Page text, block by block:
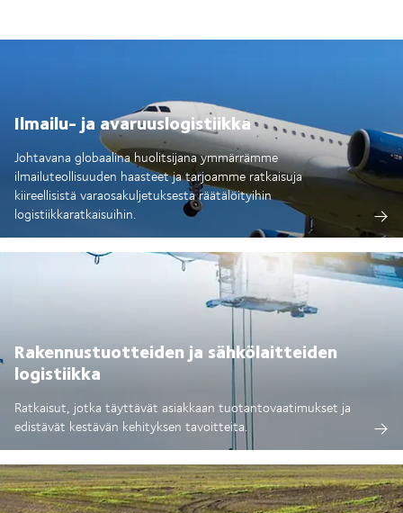
Ilmailu- ja avaruuslogistiikka
Johtavana globaalina huolitsijana ymmärrämme
ilmailuteollisuuden haasteet ja tarjoamme ratkaisuja
kiireellisistä varaosakuljetuksesta räätälöityihin
logistiikkaratkaisuihin.
Rakennustuotteiden ja sähkölaitteiden
logistiikka
Ratkaisut, jotka täyttävät asiakkaan tuotantovaatimukset ja
edistävät kestävän kehityksen tavoitteita.